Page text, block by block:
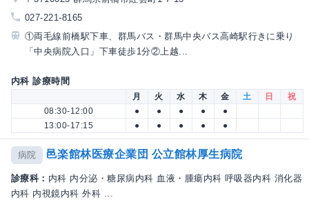
027-221-8165
①両毛線前橋駅下車、群馬バス・群馬中央バス高崎駅行きに乗り
「中央病院入口」下車徒歩1分②上越...
内科 診療時間
月 火 水 木 金 土 日
祝
08:30-12:00
● ● ● ●
●
13:00-17:15
● ● ● ● ●
病院 邑楽館林医療企業団 公立館林厚生病院
診療科： 内科 内分泌・糖尿病内科 血液・腫瘍内科 呼吸器内科 消化器
内科 内視鏡内科 外科 ...